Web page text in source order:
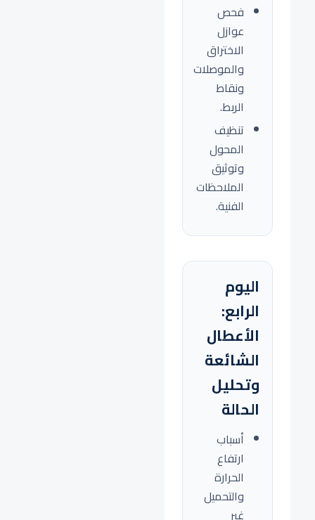
فحص
عوازل
الاختراق
والموصلات
ونقاط
الربط.
تنظيف
المحول
وتوثيق
الملاحظات
الفنية.
اليوم
الرابع:
الأعطال
الشائعة
وتحليل
الحالة
أسباب
ارتفاع
الحرارة
والتحميل
غير